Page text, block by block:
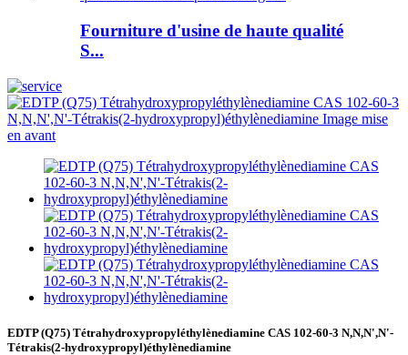
Fourniture d'usine de haute qualité
S...
EDTP (Q75) Tétrahydroxypropyléthylènediamine CAS 102-60-3 N,N,N',N'-
Tétrakis(2-hydroxypropyl)éthylènediamine